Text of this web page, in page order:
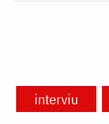
interviu